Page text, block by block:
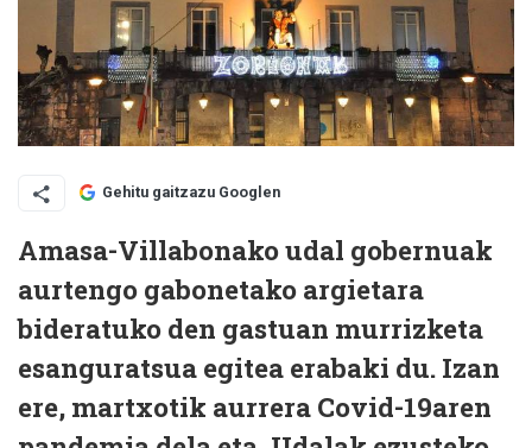
Gehitu gaitzazu Googlen
Amasa-Villabonako udal gobernuak
aurtengo gabonetako argietara
bideratuko den gastuan murrizketa
esanguratsua egitea erabaki du. Izan
ere, martxotik aurrera Covid-19aren